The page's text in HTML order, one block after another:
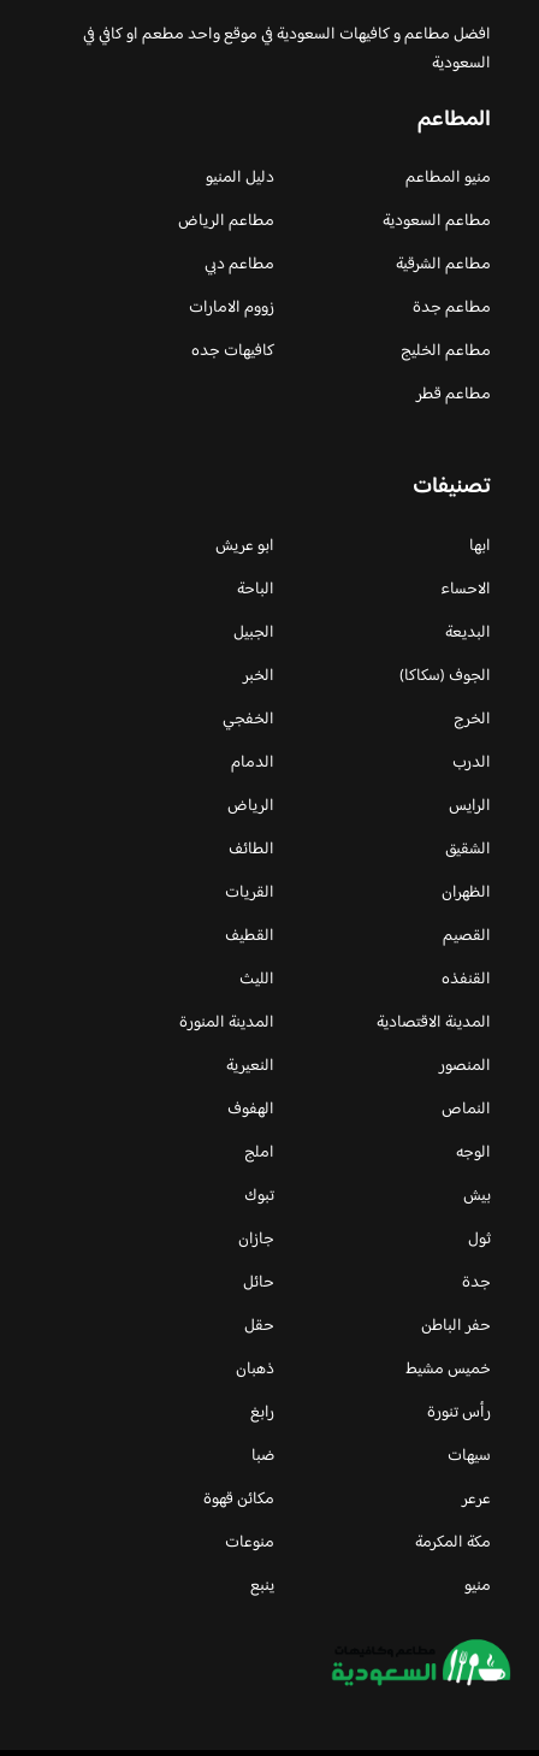
افضل مطاعم و كافيهات السعودية في موقع واحد مطعم او كافي في
السعودية
المطاعم
منيو المطاعم
دليل المنيو
مطاعم السعودية
مطاعم الرياض
مطاعم الشرقية
مطاعم دبي
مطاعم جدة
زووم الامارات
مطاعم الخليج
كافيهات جده
مطاعم قطر
تصنيفات
ابها
ابو عريش
الاحساء
الباحة
البديعة
الجبيل
الجوف (سكاكا)
الخبر
الخرج
الخفجي
الدرب
الدمام
الرايس
الرياض
الشقيق
الطائف
الظهران
القريات
القصيم
القطيف
القنفذه
الليث
المدينة الاقتصادية
المدينة المنورة
المنصور
النعيرية
النماص
الهفوف
الوجه
املج
بيش
تبوك
ثول
جازان
جدة
حائل
حفر الباطن
حقل
خميس مشيط
ذهبان
رأس تنورة
رابغ
سيهات
ضبا
عرعر
مكائن قهوة
مكة المكرمة
منوعات
منيو
ينبع